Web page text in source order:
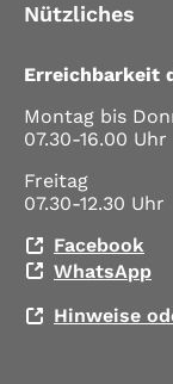
Nützliches
Erreichbarkeit
Montag bis
07.30-16.00 Uhr
Freitag
07.30-12.30 Uhr
Facebook
WhatsApp
Hinweise